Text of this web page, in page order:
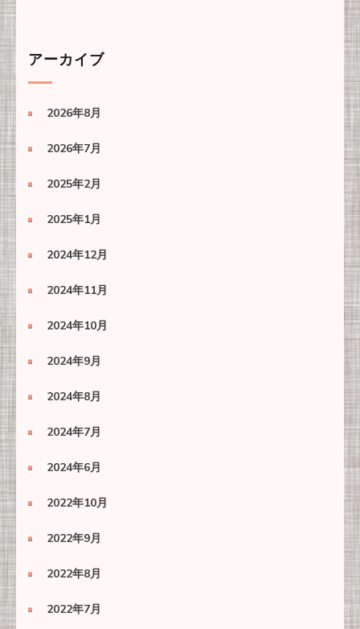
アーカイブ
2026年8月
2026年7月
2025年2月
2025年1月
2024年12月
2024年11月
2024年10月
2024年9月
2024年8月
2024年7月
2024年6月
2022年10月
2022年9月
2022年8月
2022年7月